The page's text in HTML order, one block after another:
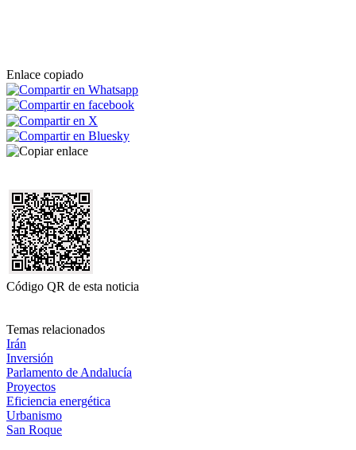
Enlace copiado
Código QR de esta noticia
Temas relacionados
Irán
Inversión
Parlamento de Andalucía
Proyectos
Eficiencia energética
Urbanismo
San Roque